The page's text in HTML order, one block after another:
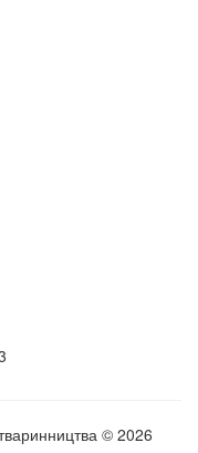
© 2026